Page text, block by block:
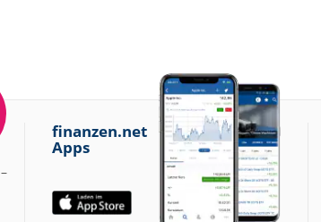
finanzen.net
Apps